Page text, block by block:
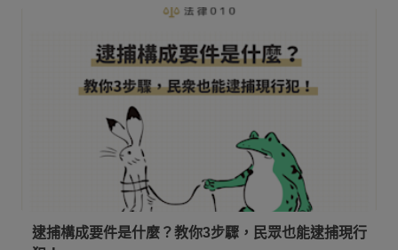
逮捕構成要件是什麼？教你3步驟，民眾也能逮捕現行